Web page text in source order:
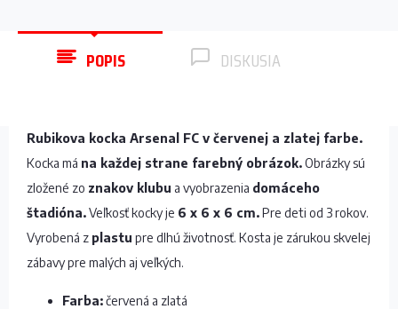
POPIS DISKUSIA
Rubikova kocka Arsenal FC v červenej a zlatej farbe.
Kocka má na každej strane farebný obrázok.Obrázky sú
zložené zo znakov klubu a vyobrazenia domáceho
štadióna.Veľkosť kocky je 6 x 6 x 6 cm.Pre deti od 3 rokov.
Vyrobená z plastu pre dlhú životnosť. Kosta je zárukou skvelej
zábavy pre malých aj veľkých.
Farba:červená a zlatá